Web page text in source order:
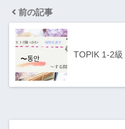
前の記事
TOPIK 1-2